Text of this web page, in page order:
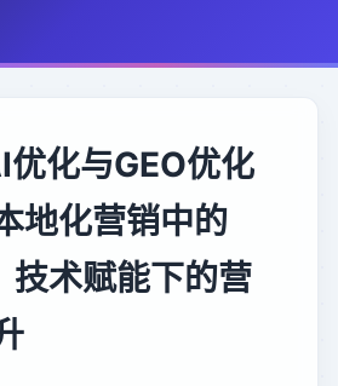
化与GEO优化
地化营销中的
技术赋能下的营